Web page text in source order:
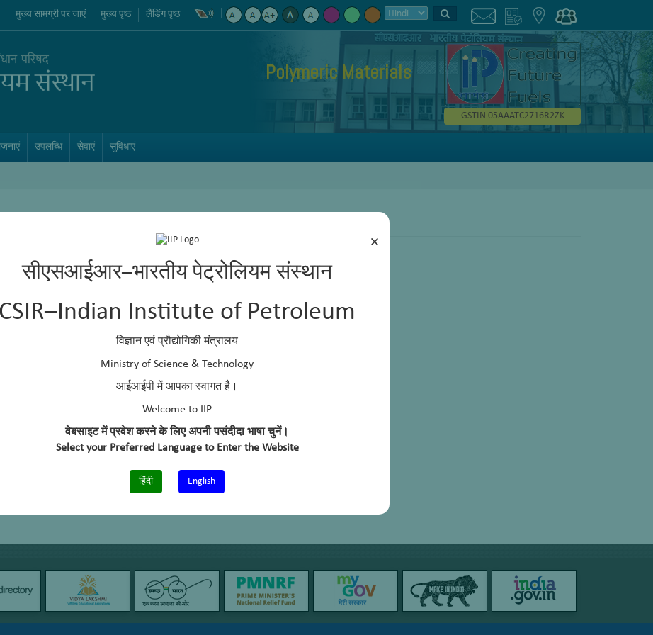
×
सीएसआईआर–भारतीय पेट्रोलियम संस्थान
CSIR–Indian Institute of Petroleum
विज्ञान एवं प्रौद्योगिकी मंत्रालय
Ministry of Science & Technology
आईआईपी में आपका स्वागत है।
Welcome to IIP
वेबसाइट में प्रवेश करने के लिए अपनी पसंदीदा भाषा चुनें।
Select your Preferred Language to Enter the Website
हिंदी English
मुख्य सामग्री पर जाएं मुख्य पृष्ठ लैंडिंग पृष्ठ
Polymeric Materials
GSTIN 05AAATC2716R2ZK
उपलब्धि सेवाएं सुविधाएं